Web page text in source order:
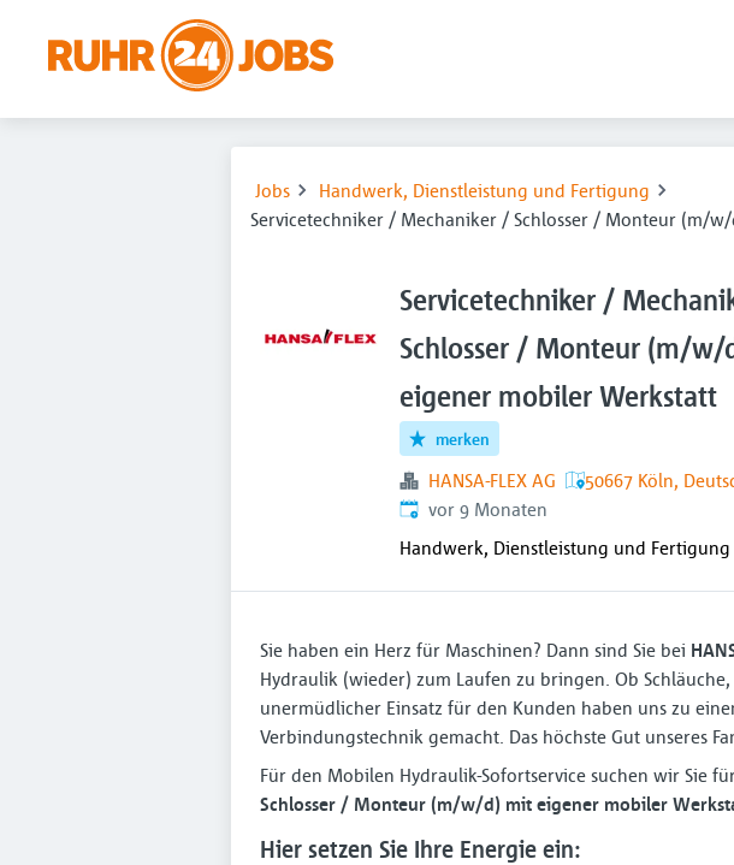
Jobs
Handwerk, Dienstleistung und Fertigung
Servicetechniker / Mechaniker / Schlosser / Monteur (m/
Servicetechniker /
Schlosser / Monteur (m/w/
eigener mobiler Werkstatt
merken
HANSA-FLEX AG
50667 Köln,
Veröffentlicht:
vor 9 Monaten
Handwerk, Dienstleistung und Fertigung
Sie haben ein Herz für Maschinen? Dann sind Sie bei
Hydraulik (wieder) zum Laufen zu bringen. Ob
unermüdlicher Einsatz für den Kunden haben uns zu
Verbindungstechnik gemacht. Das höchste Gut unseres
Für den Mobilen Hydraulik-Sofortservice suchen wir Sie
Schlosser / Monteur (m/w/d) mit eigener mobiler
Hier setzen Sie Ihre Energie ein: